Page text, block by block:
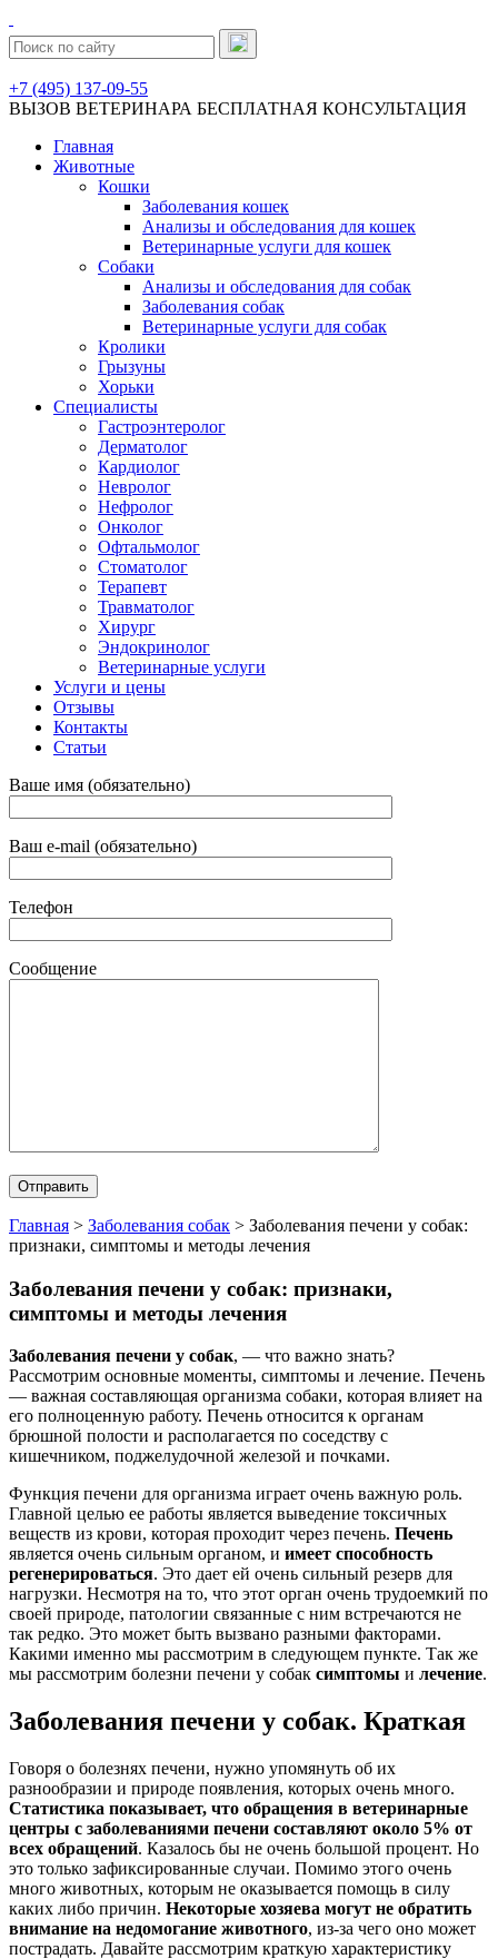
+7 (495) 137-09-55
ВЫЗОВ ВЕТЕРИНАРА БЕСПЛАТНАЯ КОНСУЛЬТАЦИЯ
Главная
Животные
Кошки
Заболевания кошек
Анализы и обследования для кошек
Ветеринарные услуги для кошек
Собаки
Анализы и обследования для собак
Заболевания собак
Ветеринарные услуги для собак
Кролики
Грызуны
Хорьки
Специалисты
Гастроэнтеролог
Дерматолог
Кардиолог
Невролог
Нефролог
Онколог
Офтальмолог
Стоматолог
Терапевт
Травматолог
Хирург
Эндокринолог
Ветеринарные услуги
Услуги и цены
Отзывы
Контакты
Статьи
Ваше имя (обязательно)
Ваш e-mail (обязательно)
Телефон
Сообщение
Главная > Заболевания собак > Заболевания печени у собак:
признаки, симптомы и методы лечения
Заболевания печени у собак: признаки,
симптомы и методы лечения
Заболевания печени у собак, — что важно знать?
Рассмотрим основные моменты, симптомы и лечение. Печень
— важная составляющая организма собаки, которая влияет на
его полноценную работу. Печень относится к органам
брюшной полости и располагается по соседству с
кишечником, поджелудочной железой и почками.
Функция печени для организма играет очень важную роль.
Главной целью ее работы является выведение токсичных
веществ из крови, которая проходит через печень. Печень
является очень сильным органом, и имеет способность
регенерироваться. Это дает ей очень сильный резерв для
нагрузки. Несмотря на то, что этот орган очень трудоемкий по
своей природе, патологии связанные с ним встречаются не
так редко. Это может быть вызвано разными факторами.
Какими именно мы рассмотрим в следующем пункте. Так же
мы рассмотрим болезни печени у собак симптомы и лечение.
Заболевания печени у собак. Краткая
Говоря о болезнях печени, нужно упомянуть об их
разнообразии и природе появления, которых очень много.
Статистика показывает, что обращения в ветеринарные
центры с заболеваниями печени составляют около 5% от
всех обращений. Казалось бы не очень большой процент. Но
это только зафиксированные случаи. Помимо этого очень
много животных, которым не оказывается помощь в силу
каких либо причин. Некоторые хозяева могут не обратить
внимание на недомогание животного, из-за чего оно может
пострадать. Давайте рассмотрим краткую характеристику